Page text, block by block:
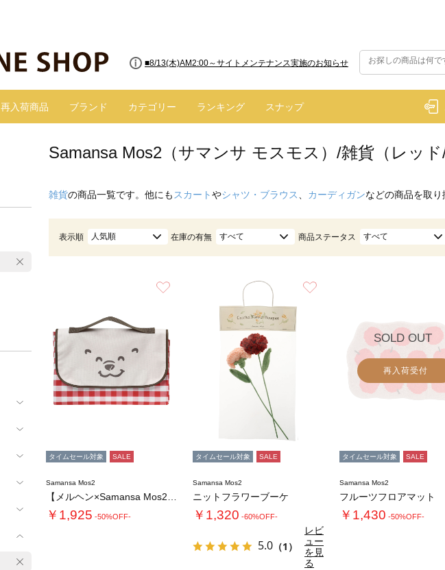
■8/13(木)AM2:00～サイトメンテナンス実施のお知らせ
再入荷商品 ブランド カテゴリー ランキング スナップ
Samansa Mos2（サマンサ モスモス）/雑貨（レッド/
雑貨の商品一覧です。他にも スカートやシャツ・ブラウス カーディガンなどの商品を取り
表示順 人気順 在庫の有無 すべて 商品ステータス すべて
タイムセール対象 SALE
Samansa Mos2
￥1,925 -50%OFF-
タイムセール対象 SALE
Samansa Mos2
ニットフラワーブーケ
￥1,320 -60%OFF-
5.0 （1）
レビ
ュー
を見
る
SOLD OUT
再入荷受付
タイムセール対象 SALE
Samansa Mos2
フルーツフロアマット
￥1,430 -50%OFF-